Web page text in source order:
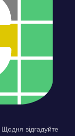
відгадуйте